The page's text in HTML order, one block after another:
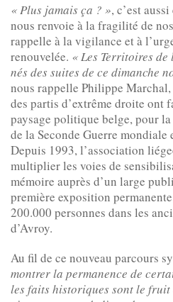
« Plus jamais ça ? », c’est
nous renvoie à la fragilité de
rappelle à la vigilance et à
renouvelée. « Les Territoires
nés des suites de ce dimanche
nous rappelle Philippe
des partis d’extrême droite ont
paysage politique belge, pour
de la Seconde Guerre mondiale
Depuis 1993, l’association
multiplier les voies de
mémoire auprès d’un large
première exposition
200.000 personnes dans les
d’Avroy.
Au fil de ce nouveau parcours
montrer la permanence de
les faits historiques sont le fruit